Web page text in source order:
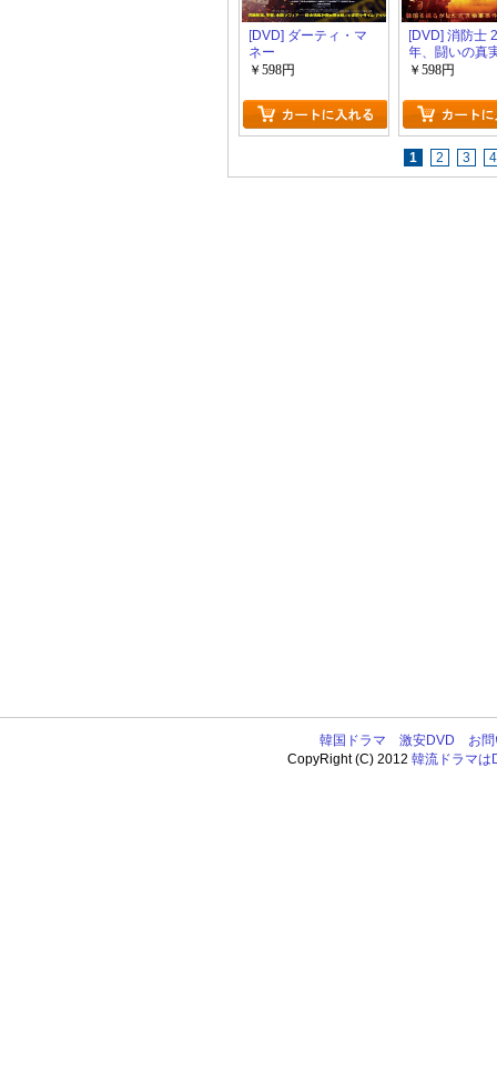
[DVD] ダーティ・マ
ネー
￥598円
[DVD] 消防士
年、闘いの真
￥598円
1 2 3 4
韓国ドラマ 激安DVD
お
CopyRight (C) 2012韓流ドラマは